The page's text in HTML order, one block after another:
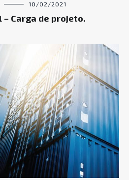
10/02/2021
Carga de projeto.